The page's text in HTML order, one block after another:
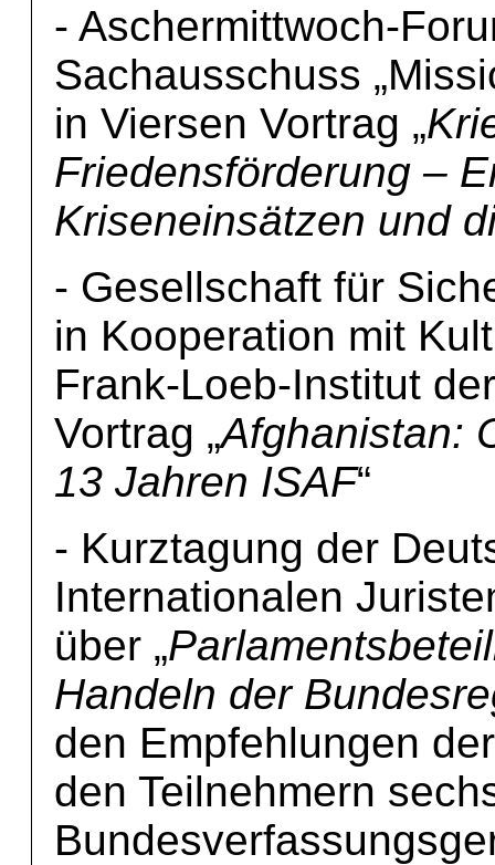
- Aschermittwoch-
Sachausschuss
in Viersen Vortrag „
Friedensförderung –
Kriseneinsätzen und
- Gesellschaft für
in Kooperation mit
Frank-Loeb-Institut
Vortrag „Afghanistan:
13 Jahren ISAF“
- Kurztagung der
Internationalen
über „
Handeln der
den Empfehlungen
den Teilnehmern